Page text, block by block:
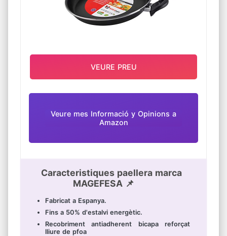
Veure mes Informació y Opinions a
Amazon
Caracteristiques paellera marca
MAGEFESA 📌
Fabricat a Espanya.
Fins a 50% d'estalvi energètic.
Recobriment antiadherent bicapa reforçat
lliure de pfoa
VEURE PREU